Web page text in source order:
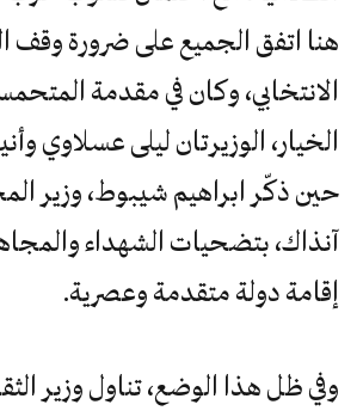
هنا اتفق الجميع على ضرورة وقف
‬إقامة‭ ‬دولة‭ ‬متقدمة‭ ‬وعصرية‭.‬
وفي ظل هذا الوضع، تناول وزير